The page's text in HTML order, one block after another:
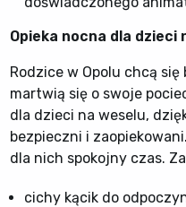
Opieka nocna dla dzieci
Rodzice w Opolu chcą
martwią się o swoje
dla dzieci na weselu,
bezpieczni i
dla nich spokojny czas.
cichy kącik do